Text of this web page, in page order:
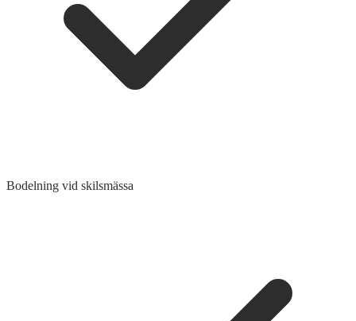
Bodelning vid skilsmässa